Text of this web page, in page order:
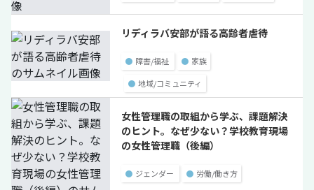
リディラバ安部が語る高齢者虐待
● 障害/福祉 ● 家族
● 地域/コミュニティ
女性管理職の取組から学ぶ、課題解決
のヒント。なぜ少ない？学校教育現場
の女性管理職（後編）
● ジェンダー ● 労働/働き方